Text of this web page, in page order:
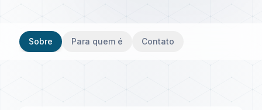
Sobre Para quem é Contato